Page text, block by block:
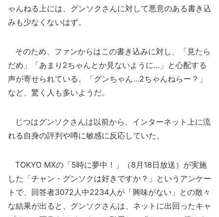
ゃんねる上には、グンソクさんに対して悪意のある書き込
みも少なくないはず。
そのため、ファンからはこの書き込みに対し、「見たら
だめ」「あまり2ちゃんとか見ないように…」と心配する
声が寄せられている。「グンちゃん…2ちゃんねらー？」
など、驚く人も多いようだ。
じつはグンソクさんは以前から、インターネット上に流
れる自身の評判や噂に敏感に反応していた。
TOKYO MXの「5時に夢中！」（8月18日放送）が実施
した「チャン・グンソクは好きですか？」というアンケー
トで、回答者3072人中2234人が「興味がない」との散々
な結果が出ると、グンソクさんは、ネットに出回ったキャ